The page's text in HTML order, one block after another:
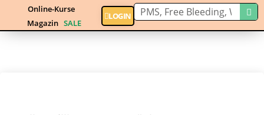
Online-Kurse
Magazin SALE
LOGIN